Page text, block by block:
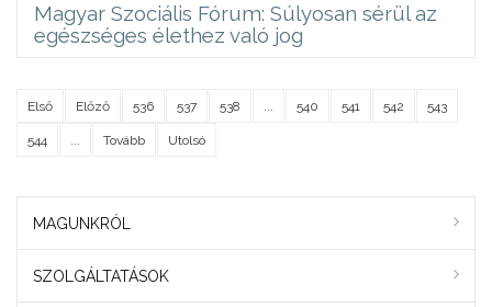
Magyar Szociális Fórum: Súlyosan sérül az
egészséges élethez való jog
Első Előző 536 537 538 ... 540 541 542 543
544 ... Tovább Utolsó
MAGUNKRÓL
SZOLGÁLTATÁSOK